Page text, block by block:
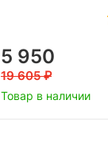
5 950
19 605
Товар в наличии